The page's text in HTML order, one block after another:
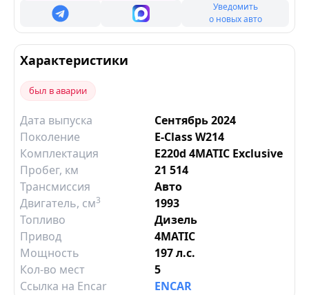
Уведомить
о новых авто
Характеристики
был в аварии
Дата выпуска
Сентябрь 2024
Поколение
E-Class W214
Комплектация
E220d 4MATIC Exclusive
Пробег, км
21 514
Трансмиссия
Авто
Двигатель, см3
1993
Топливо
Дизель
Привод
4MATIC
Мощность
197 л.с.
Кол-во мест
5
Ссылка на Encar
ENCAR